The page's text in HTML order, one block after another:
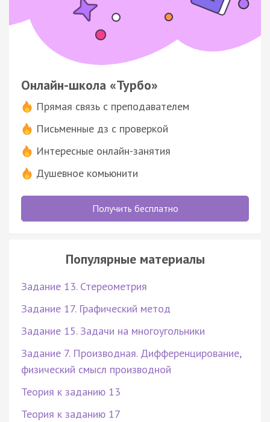
Онлайн-школа «Турбо»
Прямая связь с преподавателем
Письменные дз с проверкой
Интересные онлайн-занятия
Душевное комьюнити
Получить бесплатно
Популярные материалы
Задание 13. Стереометрия
Задание 17. Графический метод
Задание 15. Задачи на многоугольники
Задание 7. Производная. Дифференцирование,
физический смысл производной
Теория к заданию 13
Теория к заданию 17